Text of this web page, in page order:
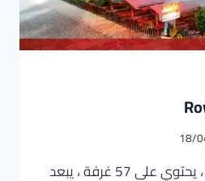
18/
فندق رويال أوزونغول ، يحتوي على 57 غرفة ، يبعد